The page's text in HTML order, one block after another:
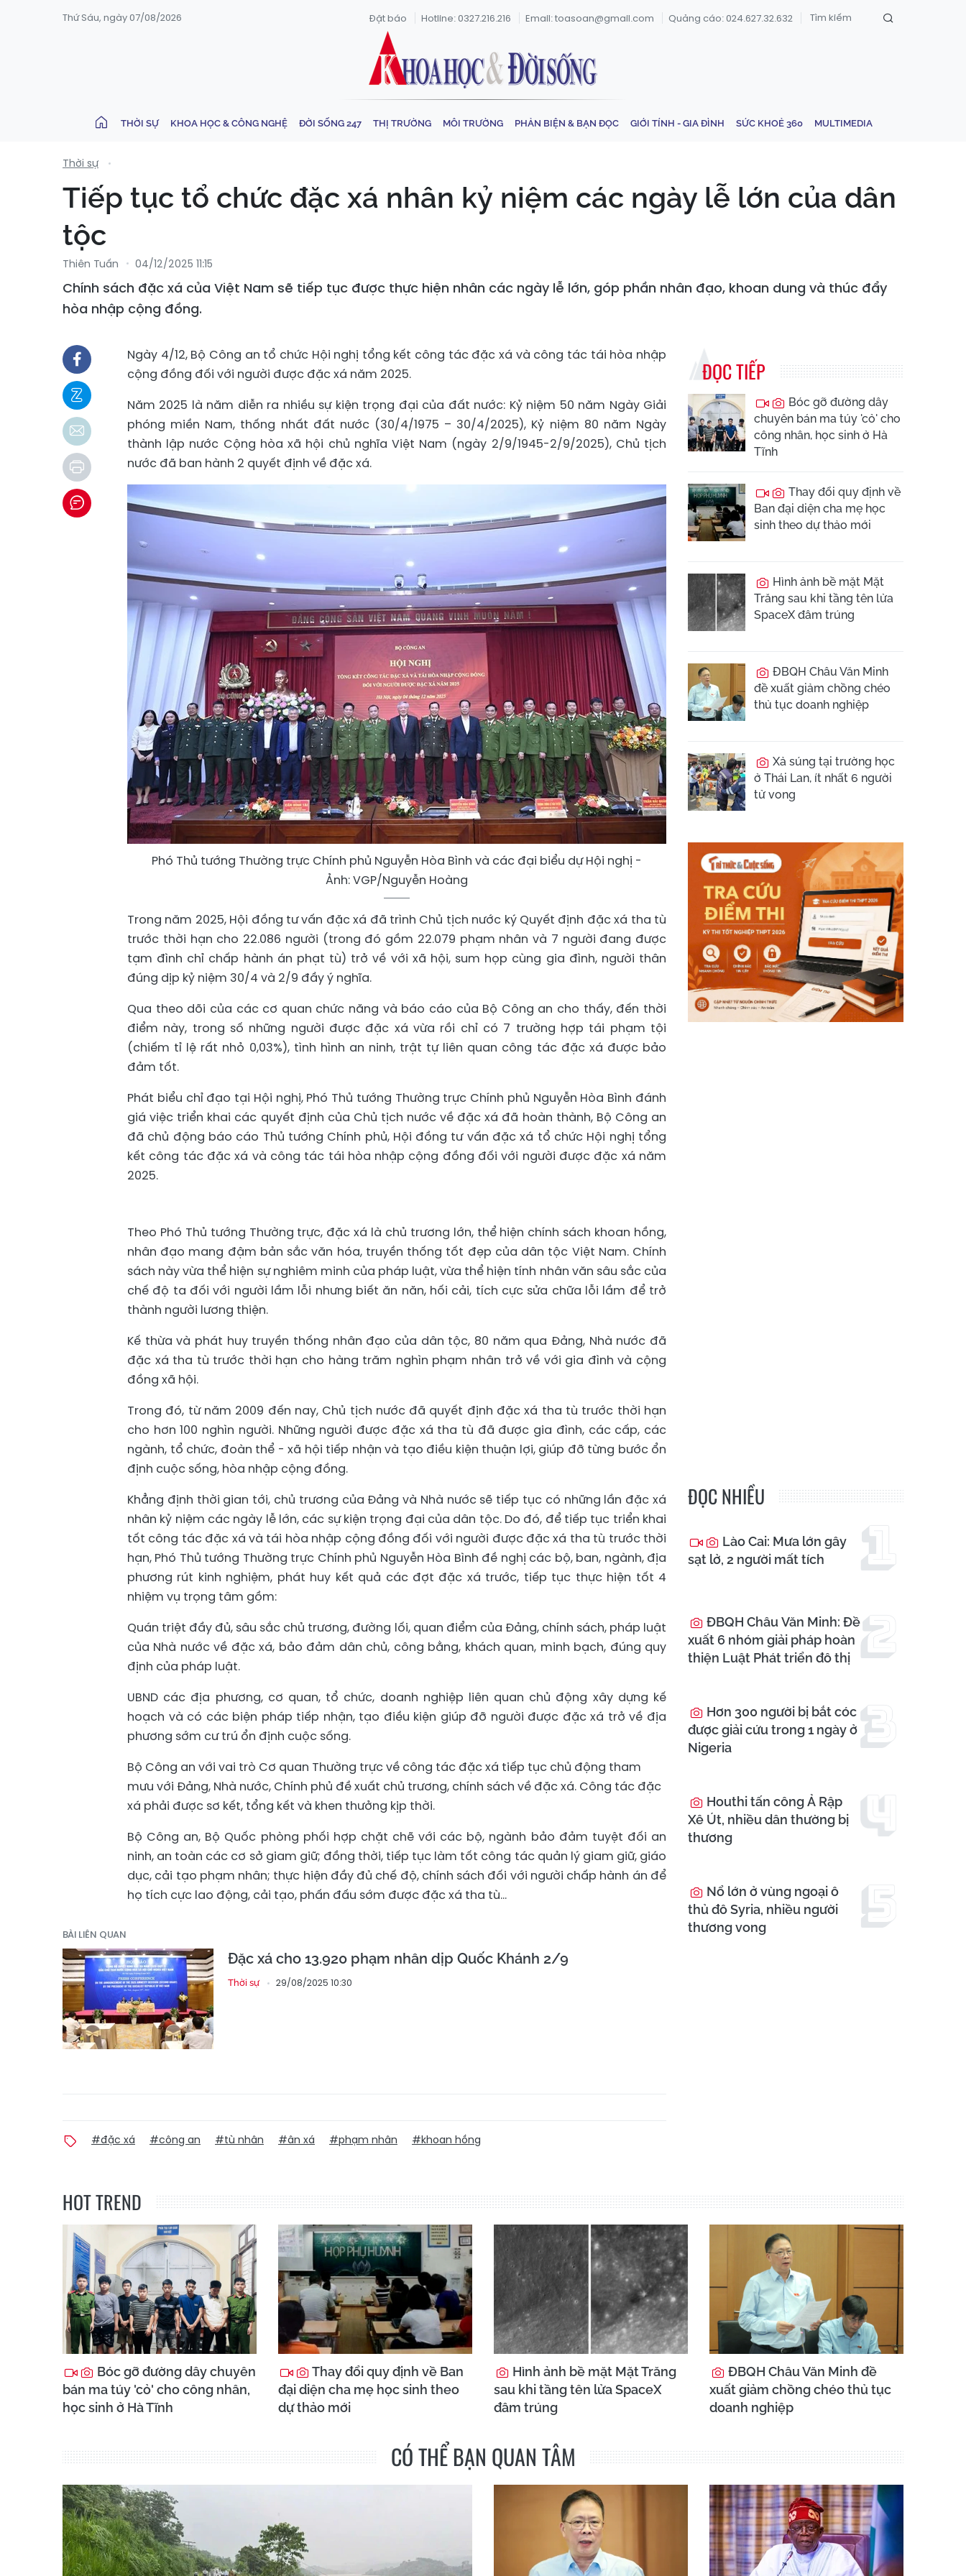
Thứ Sáu, ngày 07/08/2026 Đặt báo Hotline: 0327.216.216 Email: toasoan@gmail.com Quảng cáo: 024.627.32.632
THỜI SỰ KHOA HỌC & CÔNG NGHỆ ĐỜI SỐNG 247 THỊ TRƯỜNG MÔI TRƯỜNG PHẢN BIỆN & BẠN ĐỌC GIỚI TÍNH - GIA ĐÌNH SỨC KHOẺ 360 MULTIMEDIA
Thời sự
Tiếp tục tổ chức đặc xá nhân kỷ niệm các ngày lễ lớn của dân
tộc
Thiên Tuấn 04/12/2025 11:15
Chính sách đặc xá của Việt Nam sẽ tiếp tục được thực hiện nhân các ngày lễ lớn, góp phần nhân đạo, khoan dung và thúc đẩy
hòa nhập cộng đồng.
Ngày 4/12, Bộ Công an tổ chức Hội nghị tổng kết công tác đặc xá và công tác tái hòa nhập
cộng đồng đối với người được đặc xá năm 2025.
Năm 2025 là năm diễn ra nhiều sự kiện trọng đại của đất nước: Kỷ niệm 50 năm Ngày Giải
phóng miền Nam, thống nhất đất nước (30/4/1975 – 30/4/2025), Kỷ niệm 80 năm Ngày
thành lập nước Cộng hòa xã hội chủ nghĩa Việt Nam (ngày 2/9/1945-2/9/2025), Chủ tịch
nước đã ban hành 2 quyết định về đặc xá.
Phó Thủ tướng Thường trực Chính phủ Nguyễn Hòa Bình và các đại biểu dự Hội nghị -
Ảnh: VGP/Nguyễn Hoàng
Trong năm 2025, Hội đồng tư vấn đặc xá đã trình Chủ tịch nước ký Quyết định đặc xá tha tù
trước thời hạn cho 22.086 người (trong đó gồm 22.079 phạm nhân và 7 người đang được
tạm đình chỉ chấp hành án phạt tù) trở về với xã hội, sum họp cùng gia đình, người thân
đúng dịp kỷ niệm 30/4 và 2/9 đầy ý nghĩa.
Qua theo dõi của các cơ quan chức năng và báo cáo của Bộ Công an cho thấy, đến thời
điểm này, trong số những người được đặc xá vừa rồi chỉ có 7 trường hợp tái phạm tội
(chiếm tỉ lệ rất nhỏ 0,03%), tình hình an ninh, trật tự liên quan công tác đặc xá được bảo
đảm tốt.
Phát biểu chỉ đạo tại Hội nghị, Phó Thủ tướng Thường trực Chính phủ Nguyễn Hòa Bình đánh
giá việc triển khai các quyết định của Chủ tịch nước về đặc xá đã hoàn thành, Bộ Công an
đã chủ động báo cáo Thủ tướng Chính phủ, Hội đồng tư vấn đặc xá tổ chức Hội nghị tổng
kết công tác đặc xá và công tác tái hòa nhập cộng đồng đối với người được đặc xá năm
2025.
Theo Phó Thủ tướng Thường trực, đặc xá là chủ trương lớn, thể hiện chính sách khoan hồng,
nhân đạo mang đậm bản sắc văn hóa, truyền thống tốt đẹp của dân tộc Việt Nam. Chính
sách này vừa thể hiện sự nghiêm minh của pháp luật, vừa thể hiện tính nhân văn sâu sắc của
chế độ ta đối với người lầm lỗi nhưng biết ăn năn, hối cải, tích cực sửa chữa lỗi lầm để trở
thành người lương thiện.
Kế thừa và phát huy truyền thống nhân đạo của dân tộc, 80 năm qua Đảng, Nhà nước đã
đặc xá tha tù trước thời hạn cho hàng trăm nghìn phạm nhân trở về với gia đình và cộng
đồng xã hội.
Trong đó, từ năm 2009 đến nay, Chủ tịch nước đã quyết định đặc xá tha tù trước thời hạn
cho hơn 100 nghìn người. Những người được đặc xá tha tù đã được gia đình, các cấp, các
ngành, tổ chức, đoàn thể - xã hội tiếp nhận và tạo điều kiện thuận lợi, giúp đỡ từng bước ổn
định cuộc sống, hòa nhập cộng đồng.
Khẳng định thời gian tới, chủ trương của Đảng và Nhà nước sẽ tiếp tục có những lần đặc xá
nhân kỷ niệm các ngày lễ lớn, các sự kiện trọng đại của dân tộc. Do đó, để tiếp tục triển khai
tốt công tác đặc xá và tái hòa nhập cộng đồng đối với người được đặc xá tha tù trước thời
hạn, Phó Thủ tướng Thường trực Chính phủ Nguyễn Hòa Bình đề nghị các bộ, ban, ngành, địa
phương rút kinh nghiệm, phát huy kết quả các đợt đặc xá trước, tiếp tục thực hiện tốt 4
nhiệm vụ trọng tâm gồm:
Quán triệt đầy đủ, sâu sắc chủ trương, đường lối, quan điểm của Đảng, chính sách, pháp luật
của Nhà nước về đặc xá, bảo đảm dân chủ, công bằng, khách quan, minh bạch, đúng quy
định của pháp luật.
UBND các địa phương, cơ quan, tổ chức, doanh nghiệp liên quan chủ động xây dựng kế
hoạch và có các biện pháp tiếp nhận, tạo điều kiện giúp đỡ người được đặc xá trở về địa
phương sớm cư trú ổn định cuộc sống.
Bộ Công an với vai trò Cơ quan Thường trực về công tác đặc xá tiếp tục chủ động tham
mưu với Đảng, Nhà nước, Chính phủ đề xuất chủ trương, chính sách về đặc xá. Công tác đặc
xá phải được sơ kết, tổng kết và khen thưởng kịp thời.
Bộ Công an, Bộ Quốc phòng phối hợp chặt chẽ với các bộ, ngành bảo đảm tuyệt đối an
ninh, an toàn các cơ sở giam giữ; đồng thời, tiếp tục làm tốt công tác quản lý giam giữ, giáo
dục, cải tạo phạm nhân; thực hiện đầy đủ chế độ, chính sách đối với người chấp hành án để
họ tích cực lao động, cải tạo, phấn đấu sớm được đặc xá tha tù...
BÀI LIÊN QUAN
Đặc xá cho 13.920 phạm nhân dịp Quốc Khánh 2/9
Thời sự 29/08/2025 10:30
#đặc xá #công an #tù nhân #ân xá #phạm nhân #khoan hồng
ĐỌC TIẾP
Bóc gỡ đường dây
chuyên bán ma túy 'cỏ' cho
công nhân, học sinh ở Hà
Tĩnh
Thay đổi quy định về
Ban đại diện cha mẹ học
sinh theo dự thảo mới
Hình ảnh bề mặt Mặt
Trăng sau khi tầng tên lửa
SpaceX đâm trúng
ĐBQH Châu Văn Minh
đề xuất giảm chồng chéo
thủ tục doanh nghiệp
Xả súng tại trường học
ở Thái Lan, ít nhất 6 người
tử vong
ĐỌC NHIỀU
Lào Cai: Mưa lớn gây
sạt lở, 2 người mất tích
ĐBQH Châu Văn Minh: Đề
xuất 6 nhóm giải pháp hoàn
thiện Luật Phát triển đô thị
Hơn 300 người bị bắt cóc
được giải cứu trong 1 ngày ở
Nigeria
Houthi tấn công Ả Rập
Xê Út, nhiều dân thường bị
thương
Nổ lớn ở vùng ngoại ô
thủ đô Syria, nhiều người
thương vong
HOT TREND
Bóc gỡ đường dây chuyên
bán ma túy 'cỏ' cho công nhân,
học sinh ở Hà Tĩnh
Thay đổi quy định về Ban
đại diện cha mẹ học sinh theo
dự thảo mới
Hình ảnh bề mặt Mặt Trăng
sau khi tầng tên lửa SpaceX
đâm trúng
ĐBQH Châu Văn Minh đề
xuất giảm chồng chéo thủ tục
doanh nghiệp
CÓ THỂ BẠN QUAN TÂM